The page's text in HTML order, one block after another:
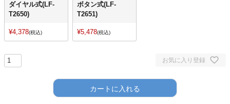
ダイヤル式(LF-
T2650)
¥4,378 税込
ボタン式(LF-
T2651)
¥5,478 税込
お気に入り登録
カートに入れる